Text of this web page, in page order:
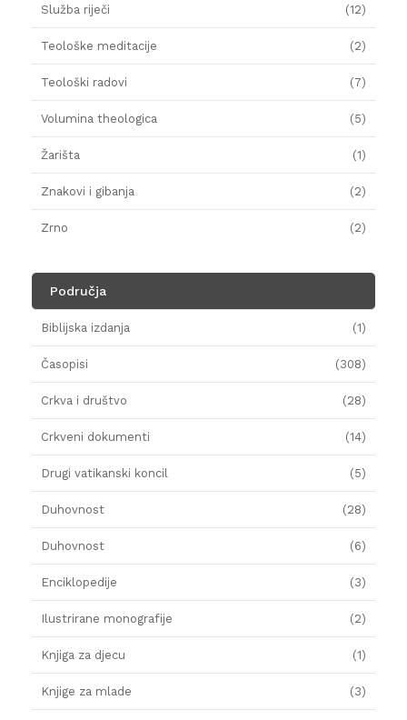
Služba riječi (12)
Teološke meditacije (2)
Teološki radovi (7)
Volumina theologica (5)
Žarišta (1)
Znakovi i gibanja (2)
Zrno (2)
Područja
Biblijska izdanja (1)
Časopisi (308)
Crkva i društvo (28)
Crkveni dokumenti (14)
Drugi vatikanski koncil (5)
Duhovnost (28)
Duhovnost (6)
Enciklopedije (3)
Ilustrirane monografije (2)
Knjiga za djecu (1)
Knjige za mlade (3)